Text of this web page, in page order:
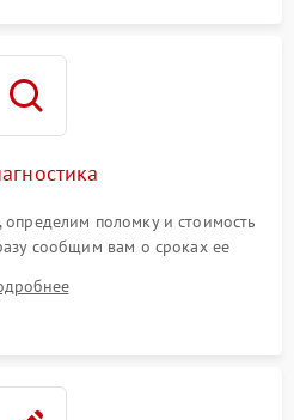
поломку и стоимость
сообщим вам о сроках ее